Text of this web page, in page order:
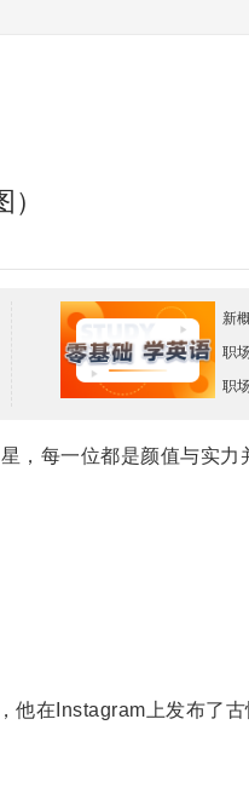
新
职
职
每一位都是颜值与实力
在Instagram上发布了古